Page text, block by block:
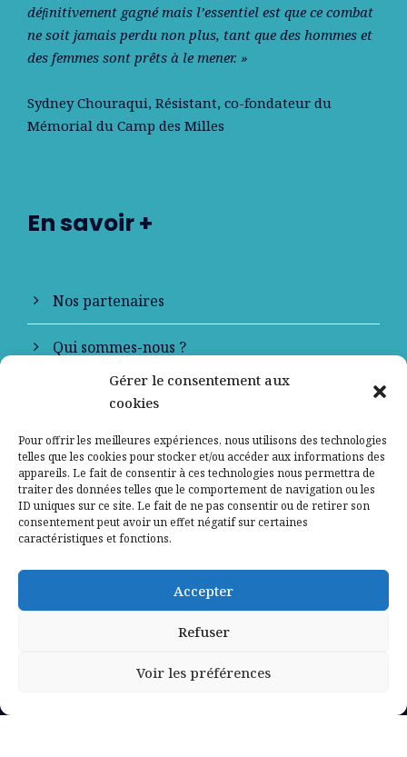
Gérer le consentement aux
cookies
Pour offrir les meilleures expériences, nous utilisons des technologies
telles que les cookies pour stocker et/ou accéder aux informations des
appareils. Le fait de consentir à ces technologies nous permettra de
traiter des données telles que le comportement de navigation ou les
ID uniques sur ce site. Le fait de ne pas consentir ou de retirer son
consentement peut avoir un effet négatif sur certaines
caractéristiques et fonctions.
Accepter
Refuser
Voir les préférences
déﬁnitivement gagné mais l’essentiel est que ce combat
ne soit jamais perdu non plus, tant que des hommes et
des femmes sont prêts à le mener. »
Sydney Chouraqui, Résistant, co-fondateur du
Mémorial du Camp des Milles
En savoir +
Nos partenaires
Qui sommes-nous ?
Contactez-nous
Mentions légales
Politique de confidentialité